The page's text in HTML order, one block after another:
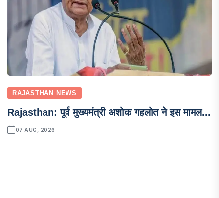
RAJASTHAN NEWS
Rajasthan: पूर्व मुख्यमंत्री अशोक गहलोत ने इस मामल...
07 AUG, 2026